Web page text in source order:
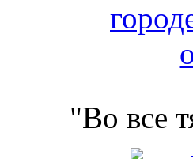
"Во все